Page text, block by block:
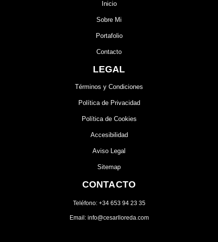
Inicio
Sobre Mi
Portafolio
Contacto
LEGAL
Términos y Condiciones
Política de Privacidad
Política de Cookies
Accesibilidad
Aviso Legal
Sitemap
CONTACTO
Teléfono: +34 653 94 23 35
Email: info@cesarlloreda.com